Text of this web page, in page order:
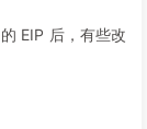
EIP 后，有些改